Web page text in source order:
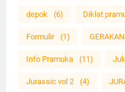
depok (6) Diklat
Formulir (1)
Info Pramuka (11)
Jurassic vol 2 (4)